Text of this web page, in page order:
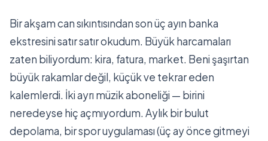
Bir akşam can sıkıntısından son üç ayın banka
ekstresini satır satır okudum. Büyük harcamaları
zaten biliyordum: kira, fatura, market. Beni şaşırtan
büyük rakamlar değil, küçük ve tekrar eden
kalemlerdi. İki ayrı müzik aboneliği — birini
neredeyse hiç açmıyordum. Aylık bir bulut
depolama, bir spor uygulaması (üç ay önce gitmeyi